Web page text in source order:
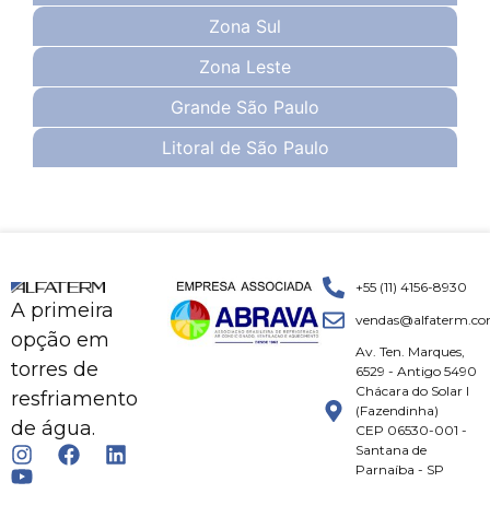
Zona Sul
Zona Leste
Grande São Paulo
Litoral de São Paulo
A primeira
opção em
torres de
resfriamento
de água.
+55 (11) 4156-8930
Av. Ten. Marques,
6529 - Antigo 5490
Chácara do Solar I
(Fazendinha)
CEP 06530-001 -
Santana de
Parnaíba - SP